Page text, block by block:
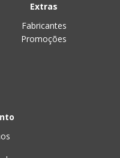
Extras
Fabricantes
Promoções